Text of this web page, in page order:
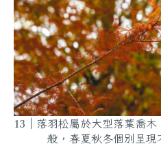
13｜落羽松屬於大型落葉喬
般，春夏秋冬個別呈現